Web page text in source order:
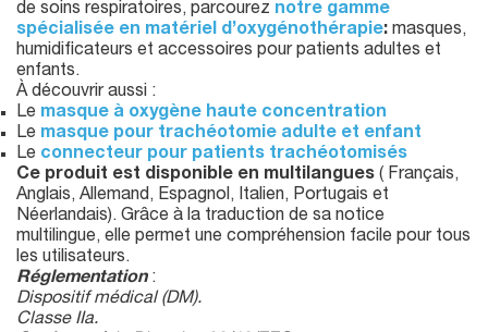
de soins respiratoires, parcourez notre gamme
spécialisée en matériel d’oxygénothérapie: masques,
humidificateurs et accessoires pour patients adultes et
enfants.
À découvrir aussi :
Le masque à oxygène haute concentration
Le masque pour trachéotomie adulte et enfant
Le connecteur pour patients trachéotomisés
Ce produit est disponible en multilangues ( Français,
Anglais, Allemand, Espagnol, Italien, Portugais et
Néerlandais). Grâce à la traduction de sa notice
multilingue, elle permet une compréhension facile pour tous
les utilisateurs.
Réglementation :
Dispositif médical (DM).
Classe IIa.